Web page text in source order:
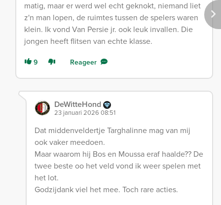
matig, maar er werd wel echt geknokt, niemand liet
z'n man lopen, de ruimtes tussen de spelers waren
klein. Ik vond Van Persie jr. ook leuk invallen. Die
jongen heeft flitsen van echte klasse.
9 Reageer
DeWitteHond
23 januari 2026 08:51
Dat middenveldertje Targhalinne mag van mij
ook vaker meedoen.
Maar waarom hij Bos en Moussa eraf haalde?? De
twee beste oo het veld vond ik weer spelen met
het lot.
Godzijdank viel het mee. Toch rare acties.